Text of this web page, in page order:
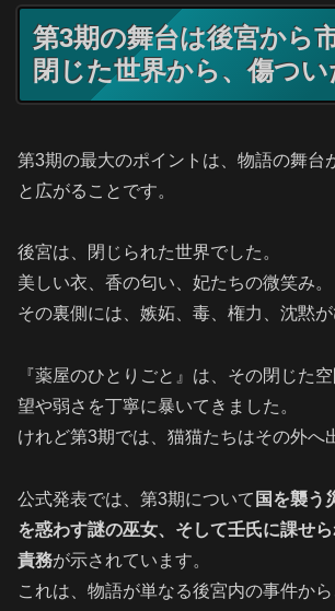
第3期の舞台は後宮か
閉じた世界から、傷つ
第3期の最大のポイントは、物語の舞台
と広がることです。
後宮は、閉じられた世界でした。
美しい衣、香の匂い、妃たちの微笑み。
その裏側には、嫉妬、毒、権力、沈黙が
『薬屋のひとりごと』は、その閉じた
望や弱さを丁寧に暴いてきました。
けれど第3期では、猫猫たちはその外へ
公式発表では、第3期について 国を襲う
を惑わす謎の巫女、そして壬氏に課せ
責務が示されています。
これは、物語が単なる後宮内の事件か